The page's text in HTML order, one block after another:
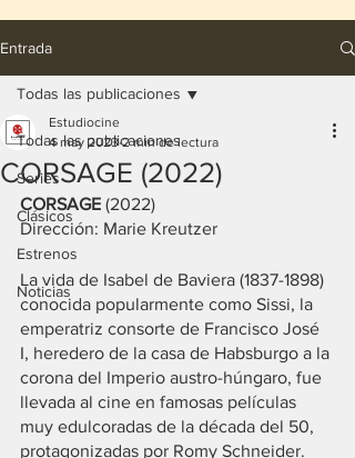
Entrada
Todas las publicaciones
Series
Clásicos
Estrenos
Noticias
Todas las publicaciones
CORSAGE (2022)
Estudiocine
4 may 2023 2 min de lectura
CORSAGE (2022)
Dirección: Marie Kreutzer
La vida de Isabel de Baviera (1837-1898)
conocida popularmente como Sissi, la
emperatriz consorte de Francisco José
I, heredero de la casa de Habsburgo a la
corona del Imperio austro-húngaro, fue
llevada al cine en famosas películas
muy edulcoradas de la década del 50,
protagonizadas por Romy Schneider.